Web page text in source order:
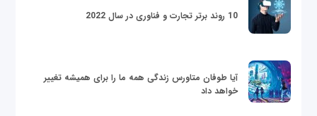
10 روند برتر تجارت و فناوری در سال 2022
آیا طوفان متاورس زندگی همه ما را برای همیشه تغییر
خواهد داد